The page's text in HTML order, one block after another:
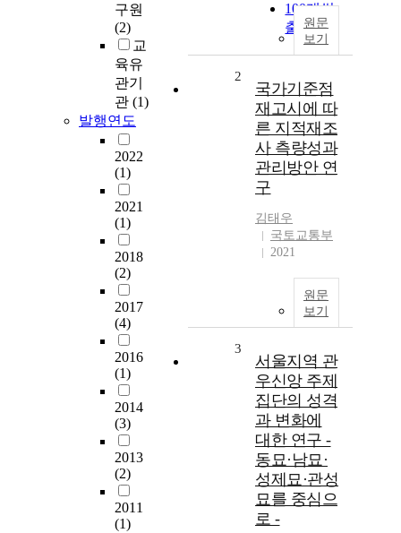
구원
(2)
교
육유
관기
관 (1)
발행연도
2022
(1)
2021
(1)
2018
(2)
2017
(4)
2016
(1)
2014
(3)
2013
(2)
2011
(1)
100개씩
출력원문
보기
2
국가기준점
재고시에 따
른 지적재조
사 측량성과
관리방안 연
구
김태우
국토교통부
2021
원문
보기
3
서울지역 관
우신앙 주제
집단의 성격
과 변화에
대한 연구 -
동묘·남묘·
성제묘·관성
묘를 중심으
로 -